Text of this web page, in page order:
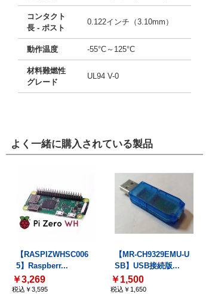
コンタクト
長 - ポスト
0.122インチ（3.10mm）
動作温度 -55°C～125°C
材料難燃性
グレード
UL94 V-0
よく一緒に購入されている製品
【RASPIZWHSC006
5】Raspberr...
￥3,269
税込￥3,595
【MR-CH9329EMU-U
SB】USB接続版...
￥1,500
税込￥1,650